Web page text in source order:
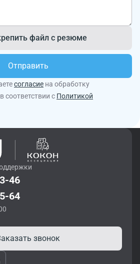
файл с резюме
Отправить
согласие на обработку
соответствии с Политикой
46
64
звонок